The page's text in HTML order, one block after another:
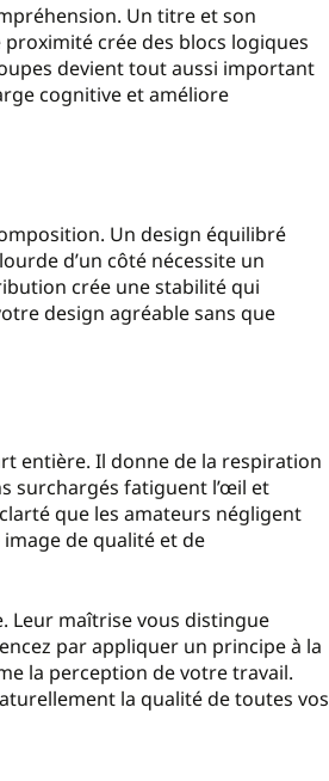
Un titre et son
crée des blocs logiques
devient tout aussi important
cognitive et améliore
Un design équilibré
d’un côté nécessite un
crée une stabilité qui
design agréable sans que
entière. Il donne de la respiration
surchargés fatiguent l’œil et
que les amateurs négligent
de qualité et de
Leur maîtrise vous distingue
par appliquer un principe à la
la perception de votre travail.
la qualité de toutes vos